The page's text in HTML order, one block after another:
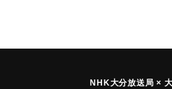
NHK大分放送局 ×